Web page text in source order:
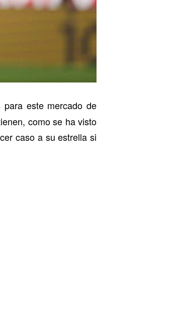
para este mercado de
como se ha visto
caso a su estrella si